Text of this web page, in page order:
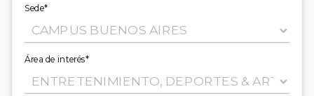
Sede*
Área de interés*